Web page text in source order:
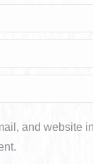
and website